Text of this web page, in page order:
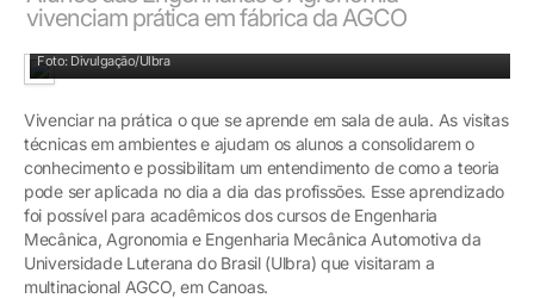
vivenciam prática em fábrica da AGCO
Foto: Divulgação/Ulbra
Vivenciar na prática o que se aprende em sala de aula. As visitas
técnicas em ambientes e ajudam os alunos a consolidarem o
conhecimento e possibilitam um entendimento de como a teoria
pode ser aplicada no dia a dia das profissões. Esse aprendizado
foi possível para acadêmicos dos cursos de Engenharia
Mecânica, Agronomia e Engenharia Mecânica Automotiva da
Universidade Luterana do Brasil (Ulbra) que visitaram a
multinacional AGCO, em Canoas.